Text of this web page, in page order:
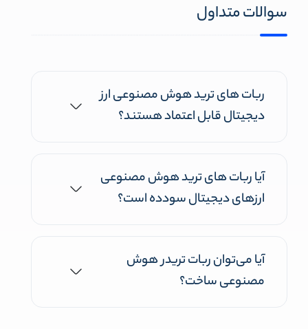
سوالات متداول
ربات های ترید هوش مصنوعی ارز
دیجیتال قابل اعتماد هستند؟
آیا ربات های ترید هوش مصنوعی
ارزهای دیجیتال سودده است؟
آیا می‌توان ربات تریدر هوش
مصنوعی ساخت؟